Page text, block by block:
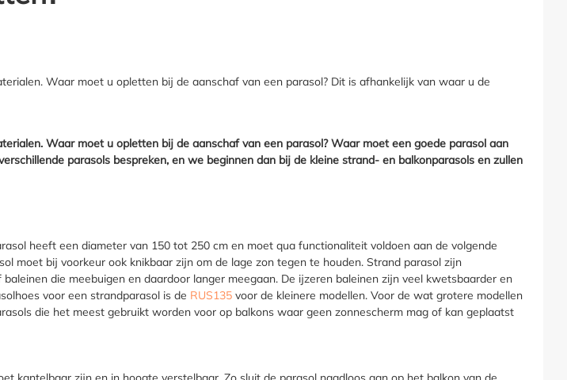
Waar moet u opletten bij de aanschaf van een parasol? Dit is afhankelijk van waar u de
Waar moet u opletten bij de aanschaf van een parasol? Waar moet een goede parasol aan
parasols bespreken, en we beginnen dan bij de kleine strand- en balkonparasols en zullen
heeft een diameter van 150 tot 250 cm en moet qua functionaliteit voldoen aan de volgende
moet bij voorkeur ook knikbaar zijn om de lage zon tegen te houden. Strand parasol zijn
die meebuigen en daardoor langer meegaan. De ijzeren baleinen zijn veel kwetsbaarder en
voor een strandparasol is de RUS135 voor de kleinere modellen. Voor de wat grotere modellen
die het meest gebruikt worden voor op balkons waar geen zonnescherm mag of kan geplaatst